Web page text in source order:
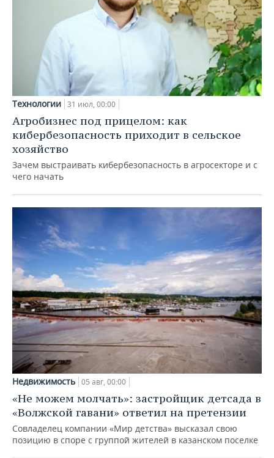
Технологии 31 июл, 00:00
Агробизнес под прицелом: как
кибербезопасность приходит в сельское
хозяйство
Зачем выстраивать кибербезопасность в агросекторе и с
чего начать
Недвижимость 05 авг, 00:00
«Не можем молчать»: застройщик детсада в
«Волжской гавани» ответил на претензии
Совладелец компании «Мир детства» высказал свою
позицию в споре с группой жителей в казанском поселке